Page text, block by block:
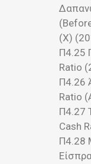
(X)
Π4.25
Ratio
Π4.26
Ratio
Π4.27
Cash
Π4.28